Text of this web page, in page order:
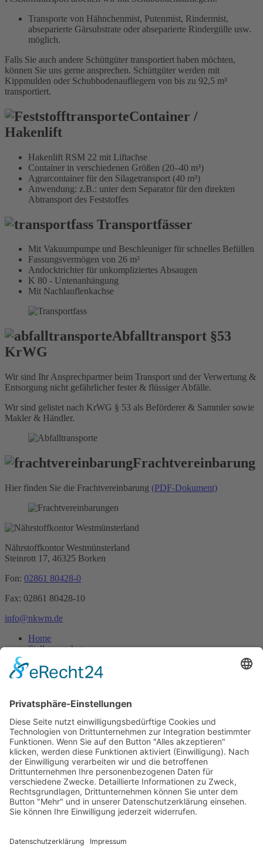
Transporte von Hähnchenmist, Putenmist, Rindermist,
abseparierte Gärsubstrate oder abseparierte Rindergülle usw.
möglich.
Falls Sie auch andere Schüttgüter transportiert haben möchten,
können Sie uns gerne ansprechen. Schüttgüter werden mit
Kippmulden oder Schubbodenaufliegern von bis zu 92,5 m³
transportiert.
Container /
Hakenlift
Hakenlift RSM 22 mit Liftachse
Container in verschiedenen Größen (20–40 m³)
Agrarcontainer für den Silagetransport (40 m³)
Anwendung: z.B.: unter dem Separator für den direkten
Abtransport des Feststoffes
Transportfässer
Mit Vakuumpumpe und Beschleuniger für schnelles Befüllen
Fassungsvermögen von 26 m³
Andocktrichter für unkompliziertes Absaugen
K 80 - Untenanhängung
Mit Nachlauflenkachse
Abfalltransport §53
KrWG
Wir sind Ihr Ansprechpartner beim Transport und der Verwertung &
Entsorgung nicht gefährlicher fester & flüssiger Abfälle.
Wir sind gelistet nach KrWG § 53 als Beförderer & Sammler sowie
Makler & Händler.
Frachtvereinbarung
Hier finden Sie die Frachtvereinbarung (PDF-Dokument)
Nährstoffkontor Westmünsterland
Steinrott 17, 46325 Borken
Fon: 02861 80428-0
Fax: 02861 80428-10
info@nkwm.de
Home
Stellenangebote
Download Flyer
Suchen
Datenschutz
Produkte
Dokumentation
Technik
Transporte
Tankaufliegertransporte
Feststofftransporte
Hakenlift
Transportfässer
Abfalltransporte
Frachtvereinbarung